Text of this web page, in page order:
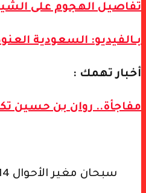
تفاصيل الهجوم على
بـالفيديو: السعودية
أخبار تهمك :
مفاجأة.. روان بن حسين
سبحان مغير الأحوال 14 ساعه بس انقلب كل شيء 💔💔!!